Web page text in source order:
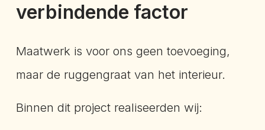
verbindende factor
Maatwerk is voor ons geen toevoeging,
maar de ruggengraat van het interieur.
Binnen dit project realiseerden wij: